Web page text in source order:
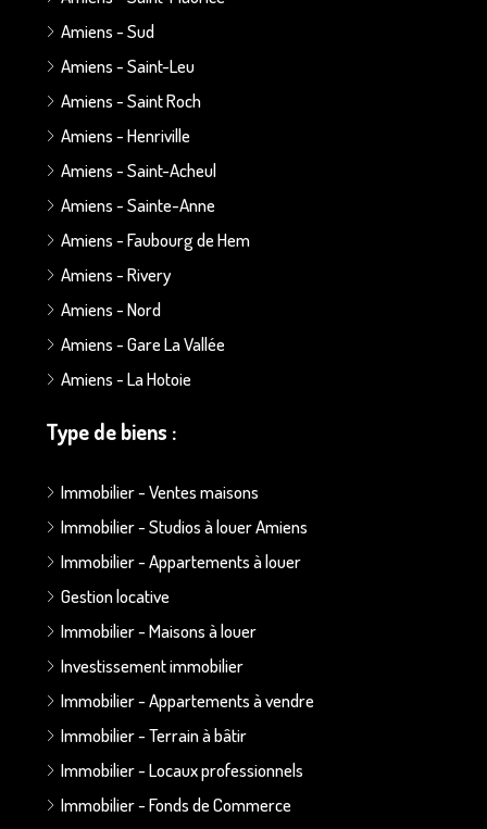
Amiens - Sud
Amiens - Saint-Leu
Amiens - Saint Roch
Amiens - Henriville
Amiens - Saint-Acheul
Amiens - Sainte-Anne
Amiens - Faubourg de Hem
Amiens - Rivery
Amiens - Nord
Amiens - Gare La Vallée
Amiens - La Hotoie
Type de biens :
Immobilier - Ventes maisons
Immobilier - Studios à louer Amiens
Immobilier - Appartements à louer
Gestion locative
Immobilier - Maisons à louer
Investissement immobilier
Immobilier - Appartements à vendre
Immobilier - Terrain à bâtir
Immobilier - Locaux professionnels
Immobilier - Fonds de Commerce